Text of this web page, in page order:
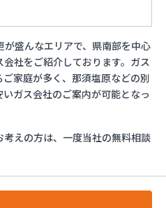
都宮営業所
店
ガス
売所
売所
業所
盛んなエリアで、県南部を中心
社をご紹介しております。ガス
家庭が多く、那須塩原などの別
ガス会社のご案内が可能となっ
えの方は、一度当社の無料相談